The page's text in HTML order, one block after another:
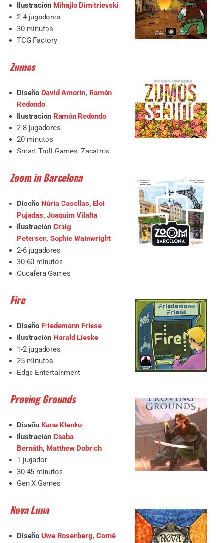
Ilustración Mihajlo Dimitrievski
2-4 jugadores
30 minutos
TCG Factory
Zumos
Diseño David Amorin, Ramón
Redondo
Ilustración Ramón Redondo
2-8 jugadores
20 minutos
Smart Troll Games, Zacatrus
Zoom in Barcelona
Diseño Núria Casellas, Eloi
Pujadas, Joaquim Vilalta
Ilustración Craig
Petersen, Sophie Wainwright
2-6 jugadores
30-60 minutos
Cucafera Games
Fire
Diseño Friedemann Friese
Ilustración Harald Lieske
1-2 jugadores
25 minutos
Edge Entertainment
Proving Grounds
Diseño Kane Klenko
Ilustración Csaba
Bernáth, Matthew Dobrich
1 jugador
30-45 minutos
Gen X Games
Nova Luna
Diseño Uwe Rosenberg, Corné